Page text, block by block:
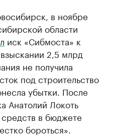
в ноябре
области
иск «Сибмоста» к
2,5 млрд
не получила
под строительство
убытки. После
Анатолий Локоть
в бюджете
бороться».